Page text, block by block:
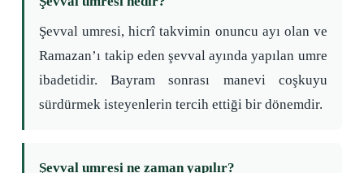
Şevval umresi, hicrî takvimin onuncu ayı olan ve
Ramazan’ı takip eden şevval ayında yapılan umre
ibadetidir. Bayram sonrası manevi coşkuyu
sürdürmek isteyenlerin tercih ettiği bir dönemdir.
Şevval umresi ne zaman yapılır?